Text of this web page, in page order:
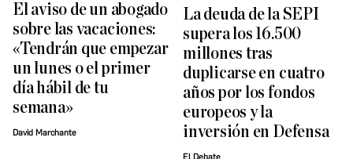
El aviso de un abogado
sobre las vacaciones:
«Tendrán que empezar
un lunes o el primer
día hábil de tu
semana»
David Marchante
La deuda de la SEPI
supera los 16.500
millones tras
duplicarse en cuatro
años por los fondos
europeos y la
inversión en Defensa